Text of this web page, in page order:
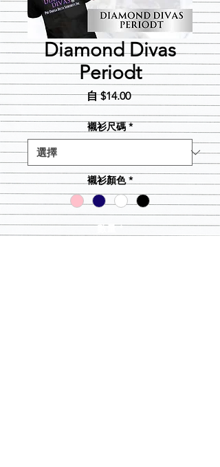
Diamond Divas
Periodt
自$14.00促
銷
價
格
襯衫尺碼 *
襯衫顏色 *
數量 *